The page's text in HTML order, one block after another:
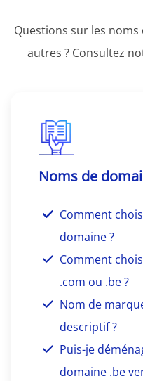
Questions sur les
autres ? Consultez
Noms de
Comment
domaine ?
Comment
.com ou .be ?
Nom de
descriptif ?
Puis-je
domaine .be